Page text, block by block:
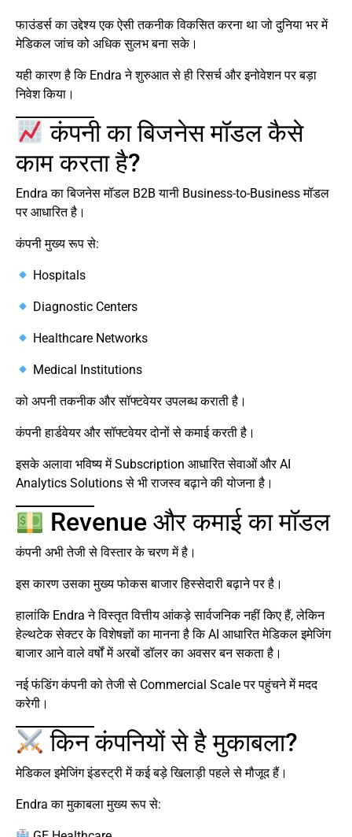
फाउंडर्स का उद्देश्य एक ऐसी तकनीक विकसित करना था जो दुनिया भर में
मेडिकल जांच को अधिक सुलभ बना सके।
यही कारण है कि Endra ने शुरुआत से ही रिसर्च और इनोवेशन पर बड़ा
निवेश किया।
कंपनी का बिजनेस मॉडल कैसे
काम करता है?
Endra का बिजनेस मॉडल B2B यानी Business-to-Business मॉडल
पर आधारित है।
कंपनी मुख्य रूप से:
Hospitals
Diagnostic Centers
Healthcare Networks
Medical Institutions
को अपनी तकनीक और सॉफ्टवेयर उपलब्ध कराती है।
कंपनी हार्डवेयर और सॉफ्टवेयर दोनों से कमाई करती है।
इसके अलावा भविष्य में Subscription आधारित सेवाओं और AI
Analytics Solutions से भी राजस्व बढ़ाने की योजना है।
Revenue और कमाई का मॉडल
कंपनी अभी तेजी से विस्तार के चरण में है।
इस कारण उसका मुख्य फोकस बाजार हिस्सेदारी बढ़ाने पर है।
हालांकि Endra ने विस्तृत वित्तीय आंकड़े सार्वजनिक नहीं किए हैं, लेकिन
हेल्थटेक सेक्टर के विशेषज्ञों का मानना है कि AI आधारित मेडिकल इमेजिंग
बाजार आने वाले वर्षों में अरबों डॉलर का अवसर बन सकता है।
नई फंडिंग कंपनी को तेजी से Commercial Scale पर पहुंचने में मदद
करेगी।
किन कंपनियों से है मुकाबला?
मेडिकल इमेजिंग इंडस्ट्री में कई बड़े खिलाड़ी पहले से मौजूद हैं।
Endra का मुकाबला मुख्य रूप से: